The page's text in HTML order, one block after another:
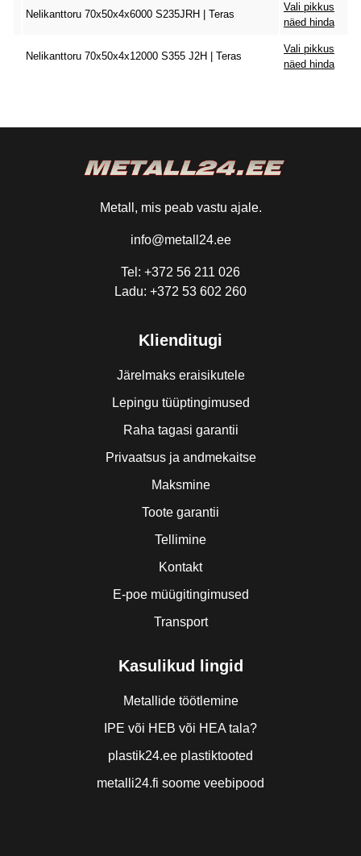
Nelikanttoru 70x50x4x6000 S235JRH | Teras
Vali pikkus
näed hinda
Nelikanttoru 70x50x4x12000 S355 J2H | Teras
Vali pikkus
näed hinda
Metall, mis peab vastu ajale.
info@metall24.ee
Tel: +372 56 211 026
Ladu: +372 53 602 260
Klienditugi
Järelmaks eraisikutele
Lepingu tüüptingimused
Raha tagasi garantii
Privaatsus ja andmekaitse
Maksmine
Toote garantii
Tellimine
Kontakt
E-poe müügitingimused
Transport
Kasulikud lingid
Metallide töötlemine
IPE või HEB või HEA tala?
plastik24.ee plastiktooted
metalli24.fi soome veebipood